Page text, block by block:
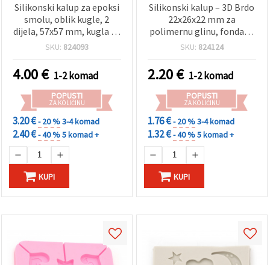
Silikonski kalup za epoksi
smolu, oblik kugle, 2
dijela, 57x57 mm, kugla 50
mm
SKU: 824093
4.00€ 1-2 komad
POPUSTI
ZA KOLIČINU
3.20 €- 20 %3-4 komad
2.40 €- 40 %5 komad +
KUPI
Silikonski kalup – 3D Brdo
22x26x22 mm za
polimernu glinu, fondant
i ukrašavanje torti
SKU: 824124
2.20€ 1-2 komad
POPUSTI
ZA KOLIČINU
1.76 €- 20 %3-4 komad
1.32 €- 40 %5 komad +
KUPI